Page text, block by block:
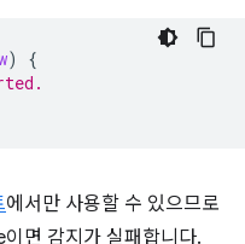
)
{
에서만 사용할 수 있으므로
면 감지가 실패합니다.